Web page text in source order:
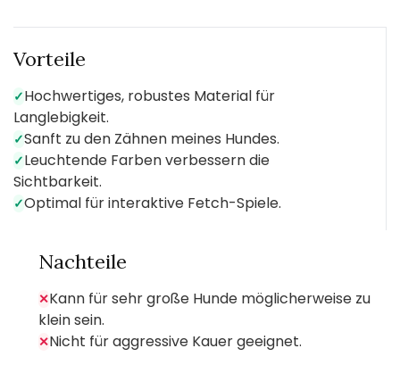
Vorteile
✓Hochwertiges, robustes Material für
Langlebigkeit.
✓Sanft zu den Zähnen meines Hundes.
✓Leuchtende Farben verbessern die
Sichtbarkeit.
✓Optimal für interaktive Fetch-Spiele.
Nachteile
✕Kann für sehr große Hunde möglicherweise zu
klein sein.
✕Nicht für aggressive Kauer geeignet.